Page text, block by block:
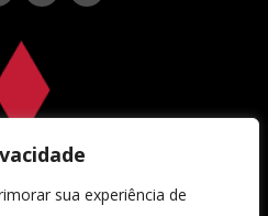
sua experiência de